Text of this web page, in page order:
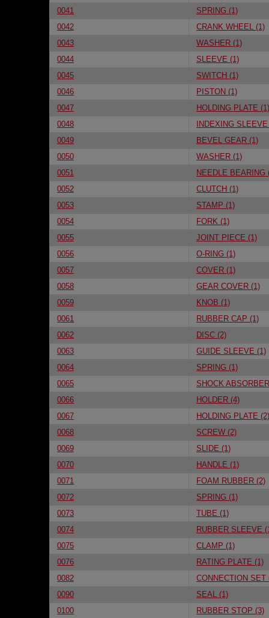
0041
SPRING (1)
0042
CRANK WHEEL (1)
0043
WASHER (1)
0044
SLEEVE (1)
0045
SWITCH (1)
0046
PISTON (1)
0047
HOLDING PLATE (1)
0048
INDEXING SLEEVE
0049
BEVEL GEAR (1)
0050
WASHER (1)
0051
NEEDLE BEARING
0052
CLUTCH (1)
0053
STAMP (1)
0054
FORK (1)
0055
JOINT PIECE (1)
0056
O-RING (1)
0057
COVER (1)
0058
GEAR COVER (1)
0059
KNOB (1)
0061
RUBBER CAP (1)
0062
DISC (2)
0063
GUIDE SLEEVE (1)
0064
SPRING (1)
0065
SHOCK
0066
HOLDER (4)
0067
HOLDING PLATE (2)
0068
SCREW (2)
0069
SLIDE (1)
0070
HANDLE (1)
0071
FOAM RUBBER (2)
0072
SPRING (1)
0073
TUBE (1)
0074
RUBBER SLEEVE
0075
CLAMP (1)
0076
RATING PLATE (1)
0082
CONNECTION SET
0090
SEAL (1)
0100
RUBBER STOP (3)